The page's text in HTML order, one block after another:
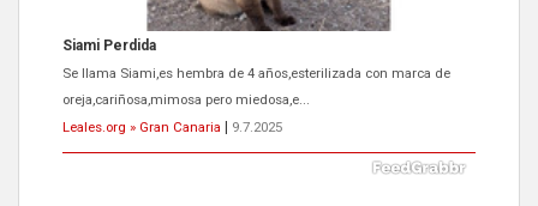
Siami Perdida
Se llama Siami,es hembra de 4 años,esterilizada con marca de
oreja,cariñosa,mimosa pero miedosa,e...
Leales.org » Gran Canaria
9.7.2025